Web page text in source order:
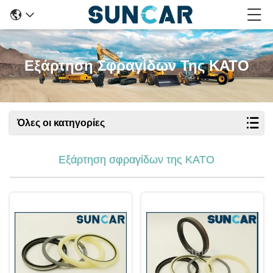
Εξάρτηση Σφραγίδων Της KATO
Όλες οι κατηγορίες
Εξάρτηση σφραγίδων της KATO